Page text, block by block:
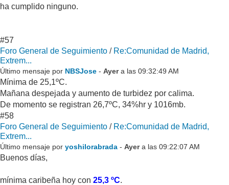
ha cumplido ninguno.
#57
Foro General de Seguimiento / Re:Comunidad de Madrid,
Extrem...
Último mensaje por NBSJose - Ayera las 09:32:49 AM
Mínima de 25,1ºC.
Mañana despejada y aumento de turbidez por calima.
De momento se registran 26,7ºC, 34%hr y 1016mb.
#58
Foro General de Seguimiento / Re:Comunidad de Madrid,
Extrem...
Último mensaje por yoshilorabrada - Ayera las 09:22:07 AM
Buenos días,
mínima caribeña hoy con 25,3 ºC.